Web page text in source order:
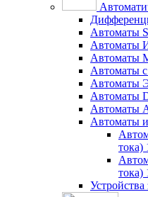
Автоматы
Автоматы
Автоматы
Автоматы
Автоматы
Автоматы
Автоматы
Автоматы
тока)
тока)